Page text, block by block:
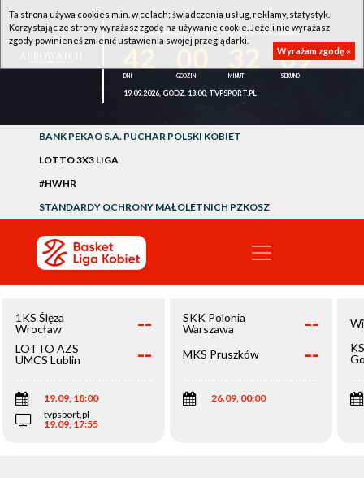
1KS ŚLĘZA WROCŁAW - LOTTO AZS UMCS LUBLIN
09
19.09.2026, GODZ. 18:00, TVPSPORT.PL
BANK PEKAO S.A. PUCHAR POLSKI KOBIET
LOTTO 3X3 LIGA
#HWHR
STANDARDY OCHRONY MAŁOLETNICH PZKOSZ
1KS Ślęza
Wrocław
--
LOTTO AZS
UMCS Lublin
--
19.09, 18:00
tvpsport.pl
19.09, 17:55
SKK Polonia
Warszawa
--
MKS Pruszków --
26.09, 00:00
Ta strona używa cookies m.in. w celach: świadczenia usług, reklamy, statystyk.
Korzystając ze strony wyrażasz zgodę na używanie cookie. Jeżeli nie wyrażasz
zgody powinieneś zmienić ustawienia swojej przeglądarki.
Wyrażam zgodę »